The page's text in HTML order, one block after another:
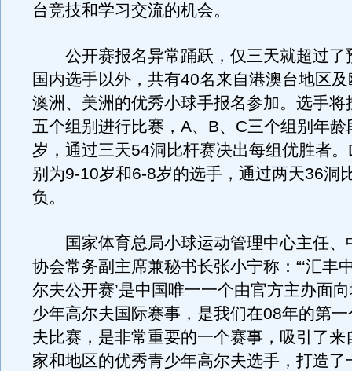
台竞技和学习交流的机会。
公开赛报名异常踊跃，仅三天就超过了
国内选手以外，共有40名来自港澳台地区
澳洲、美洲的优秀小球手报名参加。选手将
五个组别进行比赛，A、B、C三个组别年
岁，通过三天54洞比杆赛决出每组优胜者
别为9-10岁和6-8岁的选手，通过两天36洞
负。
国家体育总局小球运动管理中心主任、
协会常务副主席兼秘书长张小宁称：“‘汇丰
尔夫公开赛’是中国唯一一个由官方主办面
少年高尔夫国际赛事，是我们在08年的第
夫比赛，是非常重要的一个赛事，吸引了来
家和地区的优秀青少年高尔夫选手，打造了